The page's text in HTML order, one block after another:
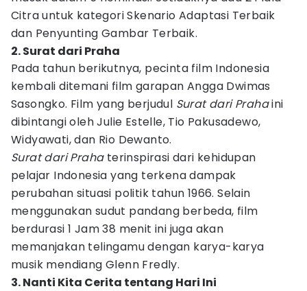
Citra untuk kategori Skenario Adaptasi Terbaik
dan Penyunting Gambar Terbaik.
2. Surat dari Praha
Pada tahun berikutnya, pecinta film Indonesia
kembali ditemani film garapan Angga Dwimas
Sasongko. Film yang berjudul Surat dari Prahaini
dibintangi oleh Julie Estelle, Tio Pakusadewo,
Widyawati, dan Rio Dewanto.
Surat dari Prahaterinspirasi dari kehidupan
pelajar Indonesia yang terkena dampak
perubahan situasi politik tahun 1966. Selain
menggunakan sudut pandang berbeda, film
berdurasi 1 Jam 38 menit ini juga akan
memanjakan telingamu dengan karya-karya
musik mendiang Glenn Fredly.
3. Nanti Kita Cerita tentang Hari Ini